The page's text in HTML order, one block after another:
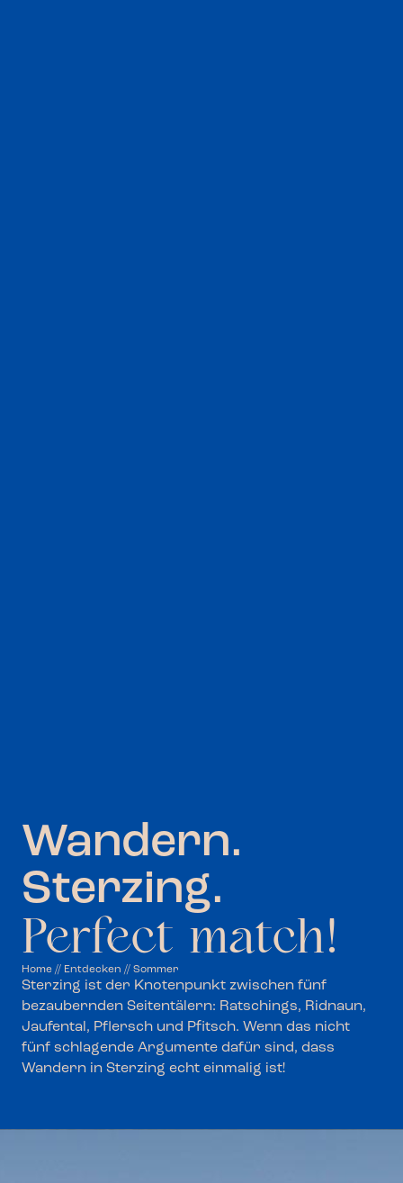
Wandern.
Sterzing.
Perfect match!
Home // Entdecken // Sommer
Sterzing ist der Knotenpunkt zwischen fünf
bezaubernden Seitentälern: Ratschings, Ridnaun,
Jaufental, Pflersch und Pfitsch. Wenn das nicht
fünf schlagende Argumente dafür sind, dass
Wandern in Sterzing echt einmalig ist!